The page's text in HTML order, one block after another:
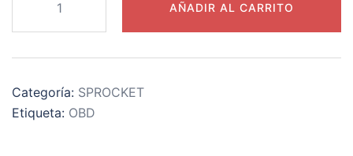
CATARINA
PASO
60
49
DIENTES
AÑADIR AL CARRITO
Categoría: SPROCKET
Etiqueta: OBD